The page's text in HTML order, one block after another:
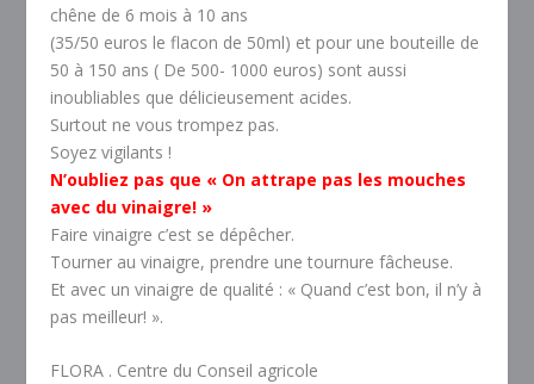
chêne de 6 mois à 10 ans
(35/50 euros le flacon de 50ml) et pour une bouteille de
50 à 150 ans ( De 500- 1000 euros) sont aussi
inoubliables que délicieusement acides.
Surtout ne vous trompez pas.
Soyez vigilants !
N’oubliez pas que « On attrape pas les mouches
avec du vinaigre! »
Faire vinaigre c’est se dépêcher.
Tourner au vinaigre, prendre une tournure fâcheuse.
Et avec un vinaigre de qualité : « Quand c’est bon, il n’y à
pas meilleur! ».
FLORA . Centre du Conseil agricole